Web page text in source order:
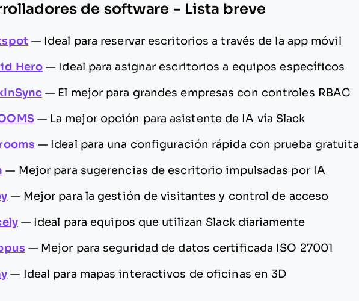
de software - Lista breve
— Ideal para reservar escritorios a través de la app móvil
Hero — Ideal para asignar escritorios a equipos específicos
— El mejor para grandes empresas con controles RBAC
— La mejor opción para asistente de IA vía Slack
— Ideal para una configuración rápida con prueba gratuita
— Mejor para sugerencias de escritorio impulsadas por IA
— Mejor para la gestión de visitantes y control de acceso
— Ideal para equipos que utilizan Slack diariamente
— Mejor para seguridad de datos certificada ISO 27001
— Ideal para mapas interactivos de oficinas en 3D